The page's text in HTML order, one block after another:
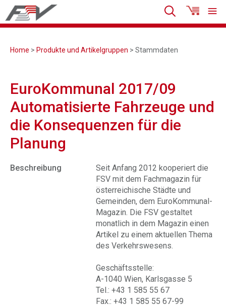
Home > Produkte und Artikelgruppen > Stammdaten
EuroKommunal 2017/09
Automatisierte Fahrzeuge und
die Konsequenzen für die
Planung
Beschreibung
Seit Anfang 2012 kooperiert die
FSV mit dem Fachmagazin für
österreichische Städte und
Gemeinden, dem EuroKommunal-
Magazin. Die FSV gestaltet
monatlich in dem Magazin einen
Artikel zu einem aktuellen Thema
des Verkehrswesens.
Geschäftsstelle:
A-1040 Wien, Karlsgasse 5
Tel.: +43 1 585 55 67
Fax.: +43 1 585 55 67-99